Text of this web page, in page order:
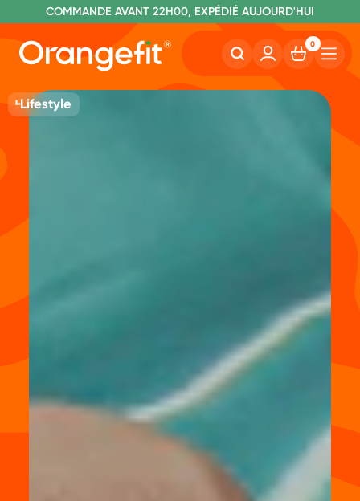
SANS LACTOSE ET SUCRALOSE
COMMANDE AVANT 22H00, EXPÉDIÉ AUJOURD'HUI
LIVRAISON GRATUITE À PARTIR DE 60€
0
Lifestyle